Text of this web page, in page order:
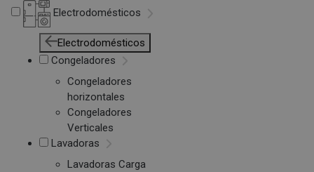
Electrodomésticos
Electrodomésticos
Congeladores
Congeladores
horizontales
Congeladores
Verticales
Lavadoras
Lavadoras Carga